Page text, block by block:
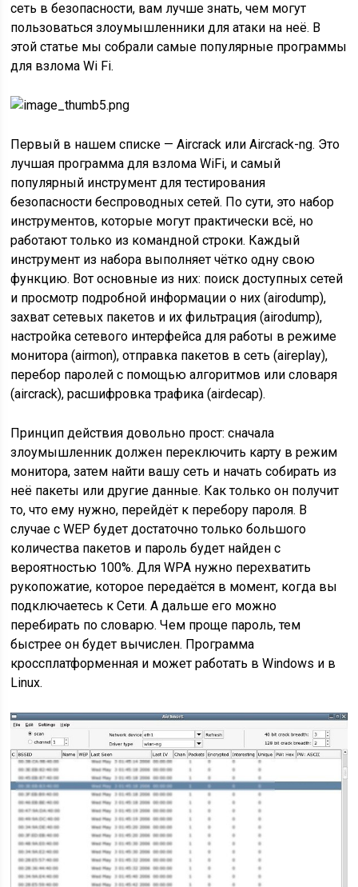
сеть в безопасности, вам лучше знать, чем могут
пользоваться злоумышленники для атаки на неё. В
этой статье мы собрали самые популярные программы
для взлома Wi Fi.
Первый в нашем списке — Aircrack или Aircrack-ng. Это
лучшая программа для взлома WiFi, и самый
популярный инструмент для тестирования
безопасности беспроводных сетей. По сути, это набор
инструментов, которые могут практически всё, но
работают только из командной строки. Каждый
инструмент из набора выполняет чётко одну свою
функцию. Вот основные из них: поиск доступных сетей
и просмотр подробной информации о них (airodump),
захват сетевых пакетов и их фильтрация (airodump),
настройка сетевого интерфейса для работы в режиме
монитора (airmon), отправка пакетов в сеть (aireplay),
перебор паролей с помощью алгоритмов или словаря
(aircrack), расшифровка трафика (airdecap).
Принцип действия довольно прост: сначала
злоумышленник должен переключить карту в режим
монитора, затем найти вашу сеть и начать собирать из
неё пакеты или другие данные. Как только он получит
то, что ему нужно, перейдёт к перебору пароля. В
случае c WEP будет достаточно только большого
количества пакетов и пароль будет найден с
вероятностью 100%. Для WPA нужно перехватить
рукопожатие, которое передаётся в момент, когда вы
подключаетесь к Сети. А дальше его можно
перебирать по словарю. Чем проще пароль, тем
быстрее он будет вычислен. Программа
кроссплатформенная и может работать в Windows и в
Linux.